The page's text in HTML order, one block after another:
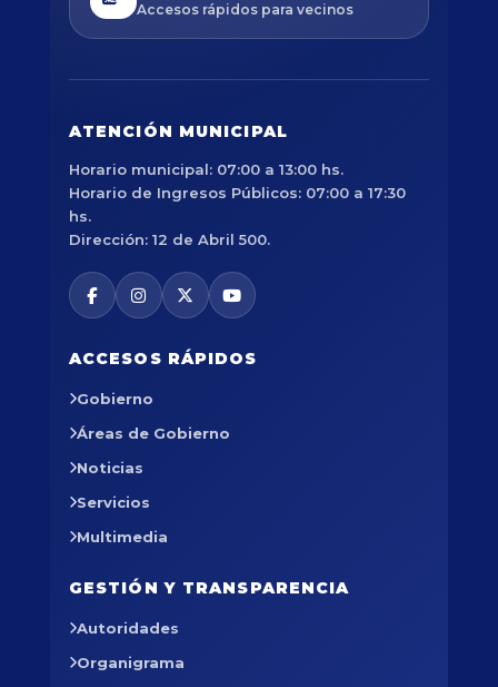
Accesos rápidos para vecinos
ATENCIÓN MUNICIPAL
Horario municipal: 07:00 a 13:00 hs.
Horario de Ingresos Públicos: 07:00 a 17:30
hs.
Dirección: 12 de Abril 500.
ACCESOS RÁPIDOS
Gobierno
Áreas de Gobierno
Noticias
Servicios
Multimedia
GESTIÓN Y TRANSPARENCIA
Autoridades
Organigrama